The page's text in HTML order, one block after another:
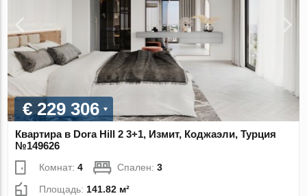
€ 229 306
Квартира в Dora Hill 2 3+1, Измит, Коджаэли, Турция
№149626
Комнат:4 Спален:3
Площадь: 141.82 м²